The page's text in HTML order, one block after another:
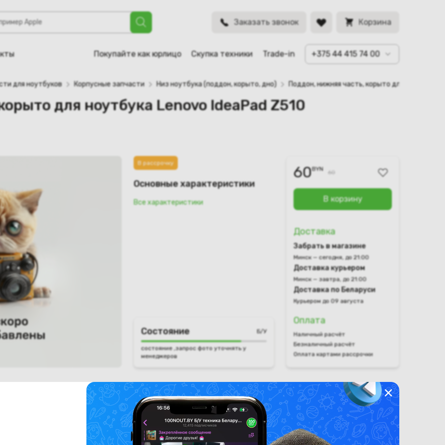
Заказать звонок Корзина
Покупайте как юрлицо Скупка техники Trade-in +375 44 415 74 00
Lenovo IdeaPad Z510 (AP0T2000900)
BYN
для ноутбуков Корпусные запчасти Низ ноутбука (поддон, корыто, дно) Поддон, нижняя часть, корыто для ноутбука
для ноутбука Lenovo IdeaPad Z510
В рассрочку
Основные характеристики
Все характеристики
Состояние Б/У
состояние ,запрос фото уточнять у
менеджеров
60BYN 60
В корзину
Доставка
Забрать в магазине
Минск — сегодня, до 21:00
Доставка курьером
Минск — завтра, до 21:00
Доставка по Беларуси
Курьером до 09 августа
Оплата
Наличный расчёт
Безналичный расчёт
Оплата картами рассрочки